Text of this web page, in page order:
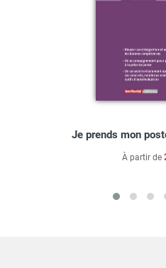
Je prends mon
À partir de